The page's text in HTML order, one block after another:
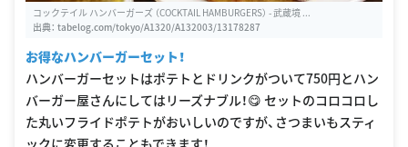
コックテイル ハンバーガーズ （COCKTAIL HAMBURGERS） - 武蔵境 ...
出典： tabelog.com/tokyo/A1320/A132003/13178287
お得なハンバーガーセット！
ハンバーガーセットはポテトとドリンクがついて750円とハン
バーガー屋さんにしてはリーズナブル！😋 セットのコロコロし
た丸いフライドポテトがおいしいのですが、さつまいもスティ
ックに変更することもできます！